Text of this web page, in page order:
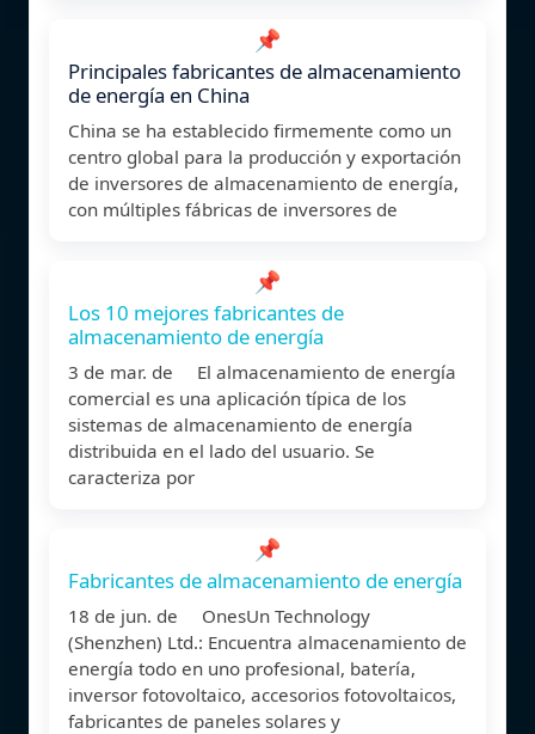
📌
Principales fabricantes de almacenamiento
de energía en China
China se ha establecido firmemente como un
centro global para la producción y exportación
de inversores de almacenamiento de energía,
con múltiples fábricas de inversores de
📌
Los 10 mejores fabricantes de
almacenamiento de energía
3 de mar. de El almacenamiento de energía
comercial es una aplicación típica de los
sistemas de almacenamiento de energía
distribuida en el lado del usuario. Se
caracteriza por
📌
Fabricantes de almacenamiento de energía
18 de jun. de OnesUn Technology
(Shenzhen) Ltd.: Encuentra almacenamiento de
energía todo en uno profesional, batería,
inversor fotovoltaico, accesorios fotovoltaicos,
fabricantes de paneles solares y